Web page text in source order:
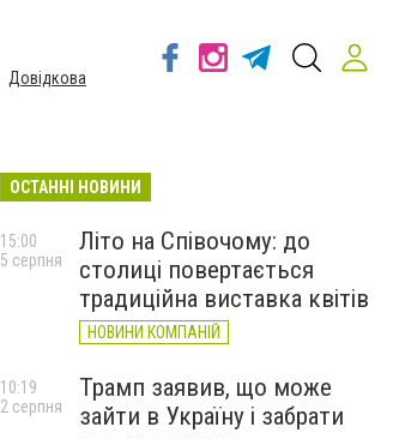
Довідкова
ОСТАННІ НОВИНИ
Літо на Співочому: до
столиці повертається
традиційна виставка квітів
НОВИНИ КОМПАНІЙ
15:00
5 серпня
Трамп заявив, що може
зайти в Україну і забрати
10:19
2 серпня